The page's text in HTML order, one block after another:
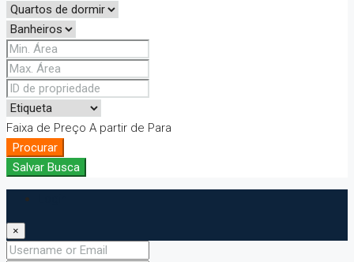
Faixa de Preço A partir de Para
Procurar
Salvar Busca
×